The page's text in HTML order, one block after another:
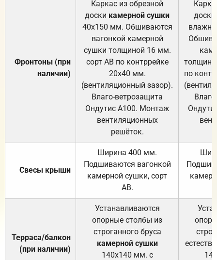
Фронтоны (при
наличии)
Каркас из обрезной
доски камерной сушки
40х150 мм. Обшиваются
вагонкой камерной
сушки толщиной 16 мм.
сорт АВ по контррейке
20х40 мм.
(вентиляционный зазор).
Влаго-ветрозащита
Ондутис А100. Монтаж
вентиляционных
решёток.
доски
по
Свесы крыши
Ширина 400 мм.
Подшиваются вагонкой
камерной сушки, сорт
АВ.
Терраса/балкон
(при наличии)
Устанавливаются
опорные столбы из
строганного бруса
камерной сушки
140х140 мм. с